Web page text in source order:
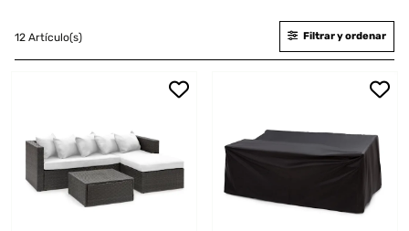
12 Artículo(s) Filtrar y ordenar